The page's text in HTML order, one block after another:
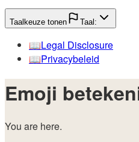
Taalkeuze tonen Taal:
📖️Legal Disclosure
📖️Privacybeleid
Emoji
You are here.